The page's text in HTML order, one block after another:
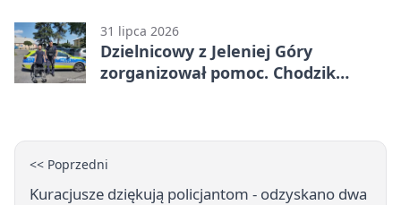
31 lipca 2026
Dzielnicowy z Jeleniej Góry
zorganizował pomoc. Chodzik
<< Poprzedni
Kuracjusze dziękują policjantom - odzyskano dwa